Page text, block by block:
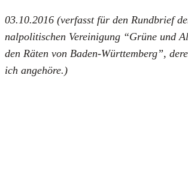
03.10.2016 (ver­fasst für den Rund­brief
nal­po­li­ti­schen Ver­ei­ni­gung “Grü­ne und
den Räten von Baden-Würt­tem­berg”,
ich ange­hö­re.)